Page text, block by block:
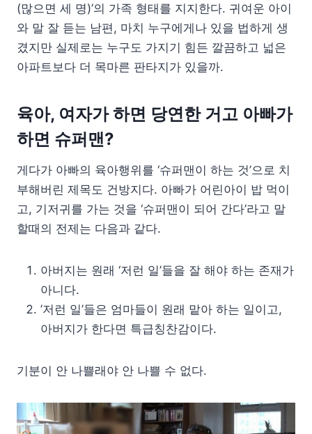
(많으면 세 명)’의 가족 형태를 지지한다. 귀여운 아이
와 말 잘 듣는 남편, 마치 누구에게나 있을 법하게 생
겼지만 실제로는 누구도 가지기 힘든 깔끔하고 넓은
아파트보다 더 목마른 판타지가 있을까.
육아, 여자가 하면 당연한 거고 아빠가
하면 슈퍼맨?
게다가 아빠의 육아행위를 ‘슈퍼맨이 하는 것’으로 치
부해버린 제목도 건방지다. 아빠가 어린아이 밥 먹이
고, 기저귀를 가는 것을 ‘슈퍼맨이 되어 간다’라고 말
할때의 전제는 다음과 같다.
아버지는 원래 ‘저런 일’들을 잘 해야 하는 존재가
아니다.
’저런 일’들은 엄마들이 원래 맡아 하는 일이고,
아버지가 한다면 특급칭찬감이다.
기분이 안 나쁠래야 안 나쁠 수 없다.